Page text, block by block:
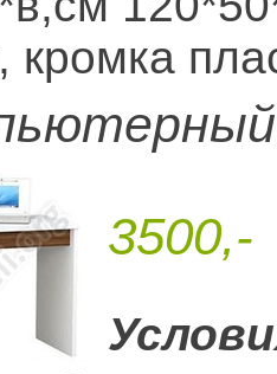
кромка
3500,-